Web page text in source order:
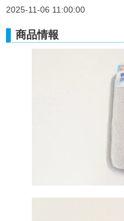
2025-11-06 11:00:00
商品情報